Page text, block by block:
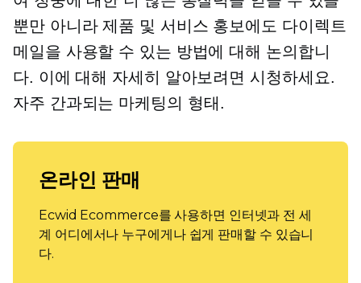
뿐만 아니라 제품 및 서비스 홍보에도 다이렉트
메일을 사용할 수 있는 방법에 대해 논의합니
다. 이에 대해 자세히 알아보려면 시청하세요.
자주 간과되는 마케팅의 형태.
온라인 판매
Ecwid Ecommerce를 사용하면 인터넷과 전 세
계 어디에서나 누구에게나 쉽게 판매할 수 있습니
다.